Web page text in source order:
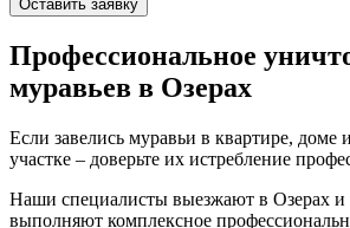
Оставить заявку
Профессиональное
муравьев в Озерах
Если завелись муравьи в квартире, доме
участке – доверьте их истребление
Наши специалисты выезжают в Озерах и
выполняют комплексное